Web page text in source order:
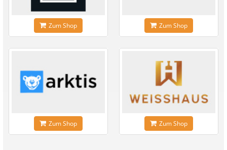
Zum Shop Zum Shop
Zum Shop Zum Shop